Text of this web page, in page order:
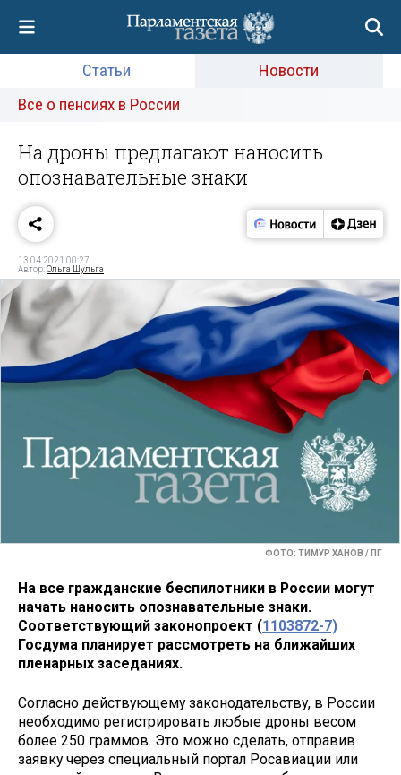
Статьи
Новости
Все о пенсиях в России
На дроны предлагают наносить
опознавательные знаки
13.04.2021 00:27
Автор:Ольга Шульга
ФОТО: ТИМУР ХАНОВ / ПГ
На все гражданские беспилотники в России могут
начать наносить опознавательные знаки.
Соответствующий законопроект (1103872-7)
Госдума планирует рассмотреть на ближайших
пленарных заседаниях.
Согласно действующему законодательству, в России
необходимо регистрировать любые дроны весом
более 250 граммов. Это можно сделать, отправив
заявку через специальный портал Росавиации или